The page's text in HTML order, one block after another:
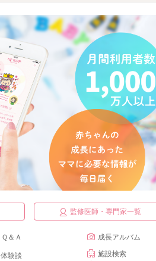
監修医師・専門家一覧
Ｑ＆Ａ
体験談
成長アルバム
施設検索